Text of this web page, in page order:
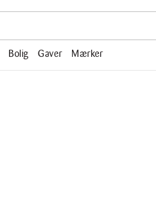
opskrifter, mm.
Bolig Gaver Mærker